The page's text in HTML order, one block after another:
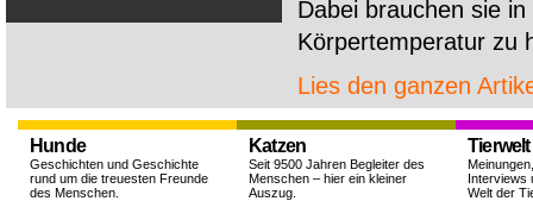
Dabei brauchen sie
Körpertemperatur zu
Lies den ganzen
Hunde
Geschichten und Geschichte
rund um die treuesten Freunde
des Menschen.
Katzen
Seit 9500 Jahren Begleiter des
Menschen – hier ein kleiner
Auszug.
Tierwelt
Interviews
Welt der